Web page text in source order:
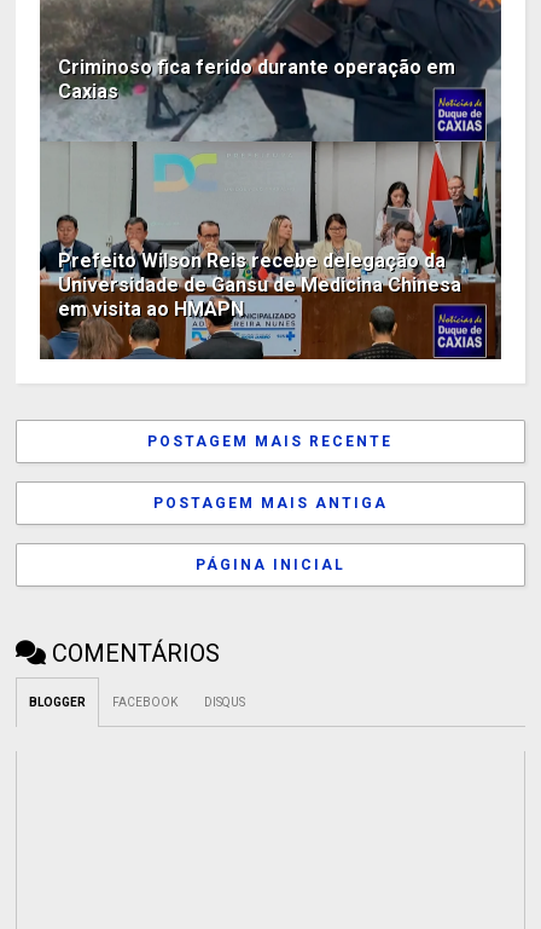
Criminoso fica ferido durante operação em
Caxias
Prefeito Wilson Reis recebe delegação da
Universidade de Gansu de Medicina Chinesa
em visita ao HMAPN
POSTAGEM MAIS RECENTE
POSTAGEM MAIS ANTIGA
PÁGINA INICIAL
COMENTÁRIOS
BLOGGER FACEBOOK DISQUS